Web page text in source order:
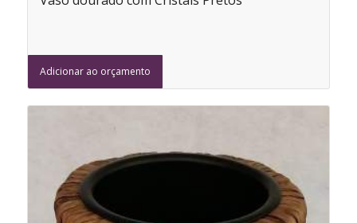
Adicionar ao orçamento